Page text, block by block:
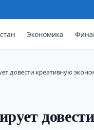
Экономика
довести креативную